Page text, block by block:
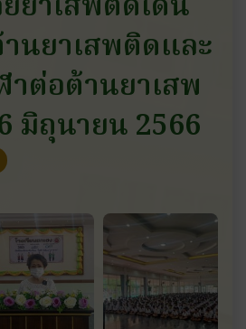
นยาเสพติดและ
ต่อต้านยาเสพ
มิถุนายน 2566